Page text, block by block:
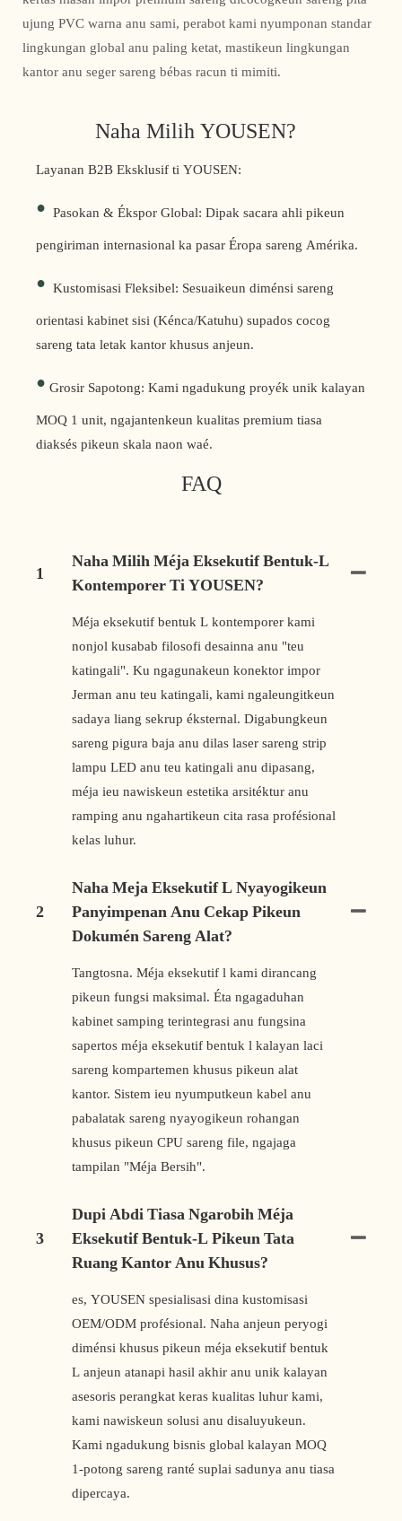
ujung PVC warna anu sami, perabot kami nyumponan standar
lingkungan global anu paling ketat, mastikeun lingkungan
kantor anu seger sareng bébas racun ti mimiti.
Naha Milih YOUSEN?
Layanan B2B Eksklusif ti YOUSEN:
• Pasokan & Ékspor Global: Dipak sacara ahli pikeun
pengiriman internasional ka pasar Éropa sareng Amérika.
• Kustomisasi Fleksibel: Sesuaikeun diménsi sareng
orientasi kabinet sisi (Kénca/Katuhu) supados cocog
sareng tata letak kantor khusus anjeun.
• Grosir Sapotong: Kami ngadukung proyék unik kalayan
MOQ 1 unit, ngajantenkeun kualitas premium tiasa
diaksés pikeun skala naon waé.
FAQ
1
Naha Milih Méja Eksekutif Bentuk-L
Kontemporer Ti YOUSEN?
Méja eksekutif bentuk L kontemporer kami
nonjol kusabab filosofi desainna anu "teu
katingali". Ku ngagunakeun konektor impor
Jerman anu teu katingali, kami ngaleungitkeun
sadaya liang sekrup éksternal. Digabungkeun
sareng pigura baja anu dilas laser sareng strip
lampu LED anu teu katingali anu dipasang,
méja ieu nawiskeun estetika arsitéktur anu
ramping anu ngahartikeun cita rasa profésional
kelas luhur.
2
Naha Meja Eksekutif L Nyayogikeun
Panyimpenan Anu Cekap Pikeun
Dokumén Sareng Alat?
Tangtosna. Méja eksekutif l kami dirancang
pikeun fungsi maksimal. Éta ngagaduhan
kabinet samping terintegrasi anu fungsina
sapertos méja eksekutif bentuk l kalayan laci
sareng kompartemen khusus pikeun alat
kantor. Sistem ieu nyumputkeun kabel anu
pabalatak sareng nyayogikeun rohangan
khusus pikeun CPU sareng file, ngajaga
tampilan "Méja Bersih".
3
Dupi Abdi Tiasa Ngarobih Méja
Eksekutif Bentuk-L Pikeun Tata
Ruang Kantor Anu Khusus?
es, YOUSEN spesialisasi dina kustomisasi
OEM/ODM profésional. Naha anjeun peryogi
diménsi khusus pikeun méja eksekutif bentuk
L anjeun atanapi hasil akhir anu unik kalayan
asesoris perangkat keras kualitas luhur kami,
kami nawiskeun solusi anu disaluyukeun.
Kami ngadukung bisnis global kalayan MOQ
1-potong sareng ranté suplai sadunya anu tiasa
dipercaya.